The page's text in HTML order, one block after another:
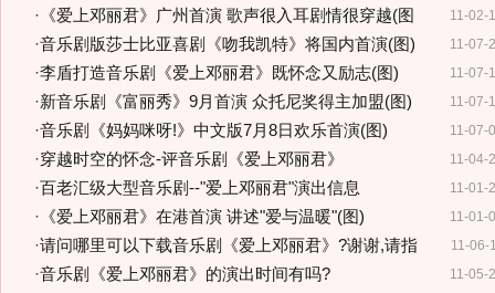
11-02-
· 《爱上邓丽君》广州首演 歌声很入耳剧情很穿越(图
11-07-
·音乐剧版莎士比亚喜剧《吻我凯特》将国内首演(图)
11-07-
·李盾打造音乐剧《爱上邓丽君》既怀念又励志(图)
11-07-
·新音乐剧《富丽秀》9月首演 众托尼奖得主加盟(图)
11-07-
·音乐剧《妈妈咪呀!》中文版7月8日欢乐首演(图)
11-04-
·穿越时空的怀念-评音乐剧《爱上邓丽君》
11-01-
·百老汇级大型音乐剧--"爱上邓丽君"演出信息
11-01-
· 《爱上邓丽君》在港首演 讲述"爱与温暖"(图)
11-06-
·请问哪里可以下载音乐剧《爱上邓丽君》?谢谢,请指
11-05-
·音乐剧《爱上邓丽君》的演出时间有吗?